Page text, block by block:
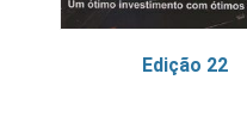
Edição 22